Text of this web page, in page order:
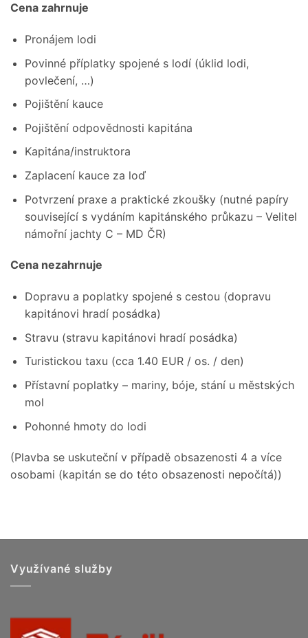
Cena zahrnuje
Pronájem lodi
Povinné příplatky spojené s lodí (úklid lodi,
povlečení, …)
Pojištění kauce
Pojištění odpovědnosti kapitána
Kapitána/instruktora
Zaplacení kauce za loď
Potvrzení praxe a praktické zkoušky (nutné papíry
související s vydáním kapitánského průkazu – Velitel
námořní jachty C – MD ČR)
Cena nezahrnuje
Dopravu a poplatky spojené s cestou (dopravu
kapitánovi hradí posádka)
Stravu (stravu kapitánovi hradí posádka)
Turistickou taxu (cca 1.40 EUR / os. / den)
Přístavní poplatky – mariny, bóje, stání u městských
mol
Pohonné hmoty do lodi
(Plavba se uskuteční v případě obsazenosti 4 a více
osobami (kapitán se do této obsazenosti nepočítá))
Využívané služby